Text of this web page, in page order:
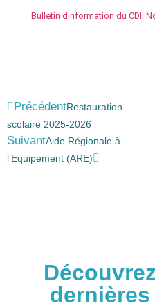
Bulletin dinformation du CDI.
PrécédentRestauration
scolaire 2025-2026
SuivantAide Régionale à
l’Equipement (ARE)